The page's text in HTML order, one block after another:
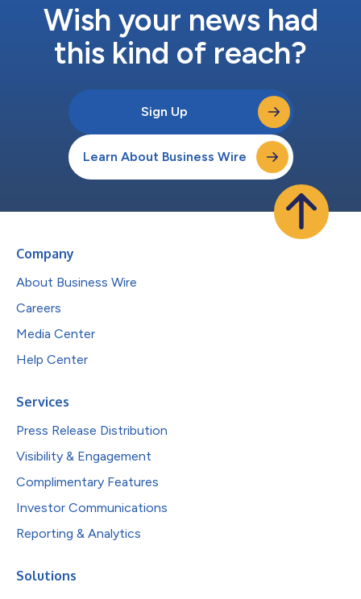
Wish your news had
this kind of reach?
Sign Up
Learn About Business Wire
Company
About Business Wire
Careers
Media Center
Help Center
Services
Press Release Distribution
Visibility & Engagement
Complimentary Features
Investor Communications
Reporting & Analytics
Solutions